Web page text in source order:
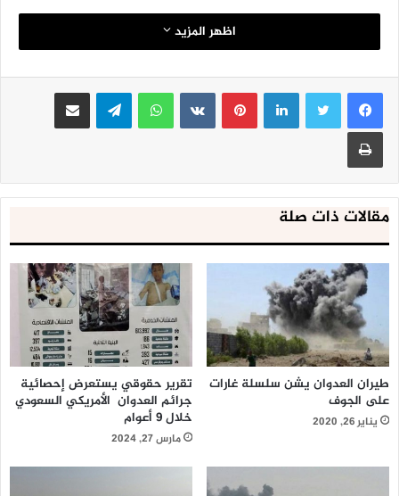
اظهر المزيد
لينكدإنبينتيريست واتساب تيلقرام مشاركة عبر البريد
طباعة
مقالات ذات صلة
طيران العدوان يشن سلسلة غارات
على الجوف
يناير 26, 2020
تقرير حقوقي يستعرض إحصائية
جرائم العدوان الأمريكي السعودي
خلال 9 أعوام
مارس 27, 2024